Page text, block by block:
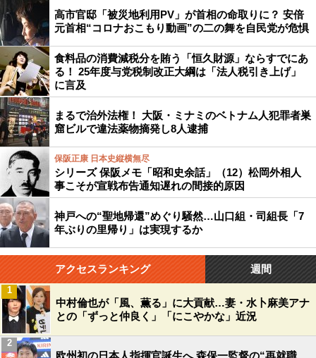
高市官邸「被災地利用PV」が首相の命取りに？ 安倍
元首相“コロナおこもり動画”の二の舞を自民党が危惧
食料品の消費減税分を賄う「恒久財源」ならすでにあ
る！ 25年度与党税制改正大綱は「法人税引き上げ」
に言及
まるで治外法権！ 大阪・ミナミのベトナム人犯罪者巣
窟ビルで違法薬物摘発し8人逮捕
保阪正康 日本史縦横無尽
シリーズ 保阪メモ「昭和史余話」（12）松岡外相人
事こそが宣戦布告通知遅れの間接的原因
神戸への“聖地帰還”めぐり騒然…山口組・司組長「7
年ぶりの里帰り」は実現するか
アクセスランキング 週間
中村倫也が「風、薫る」に大貢献…妻・水卜麻美アナ
との「ずっと仲良く」「にこやかな」近況
1
欧州初の日本人指揮官誕生へ 森保一監督の“再就職
2